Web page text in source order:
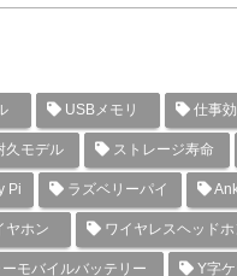
USBメモリ 仕事
久モデル ストレージ寿命
Pi ラズベリーパイ
ヤホン ワイヤレスヘッドホ
モバイルバッテリー Y字ケ